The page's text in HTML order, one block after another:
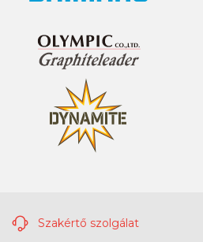
Szakértő szolgálat